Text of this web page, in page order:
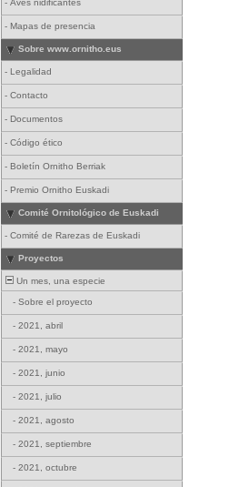
- Aves nidificantes
- Mapas de presencia
Sobre www.ornitho.eus
- Legalidad
- Contacto
- Documentos
- Código ético
- Boletín Ornitho Berriak
- Premio Ornitho Euskadi
Comité Ornitológico de Euskadi
- Comité de Rarezas de Euskadi
Proyectos
Un mes, una especie
- Sobre el proyecto
- 2021, abril
- 2021, mayo
- 2021, junio
- 2021, julio
- 2021, agosto
- 2021, septiembre
- 2021, octubre